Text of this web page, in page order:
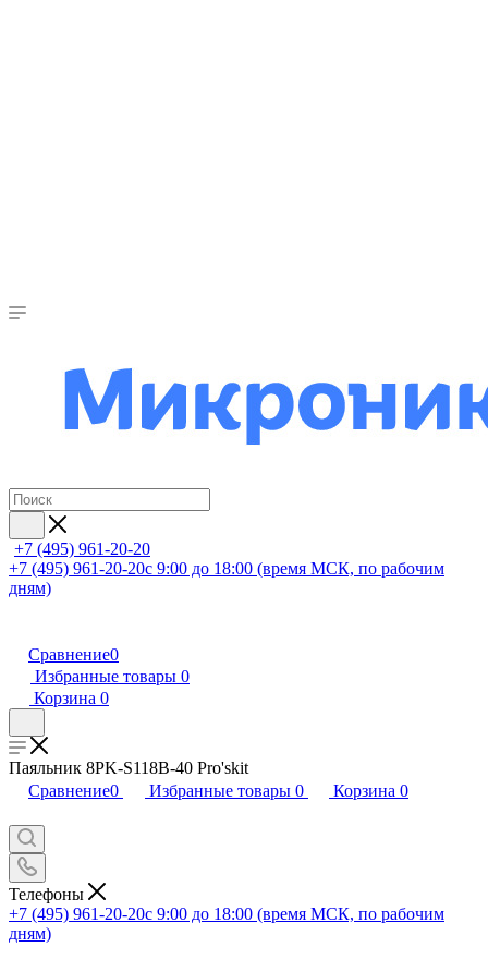
+7 (495) 961-20-20
+7 (495) 961-20-20с 9:00 до 18:00 (время МСК, по рабочим
дням)
Сравнение0
Избранные товары 0
Корзина 0
Паяльник 8PK-S118B-40 Pro'skit
Сравнение0 Избранные товары 0 Корзина 0
Телефоны
+7 (495) 961-20-20с 9:00 до 18:00 (время МСК, по рабочим
дням)